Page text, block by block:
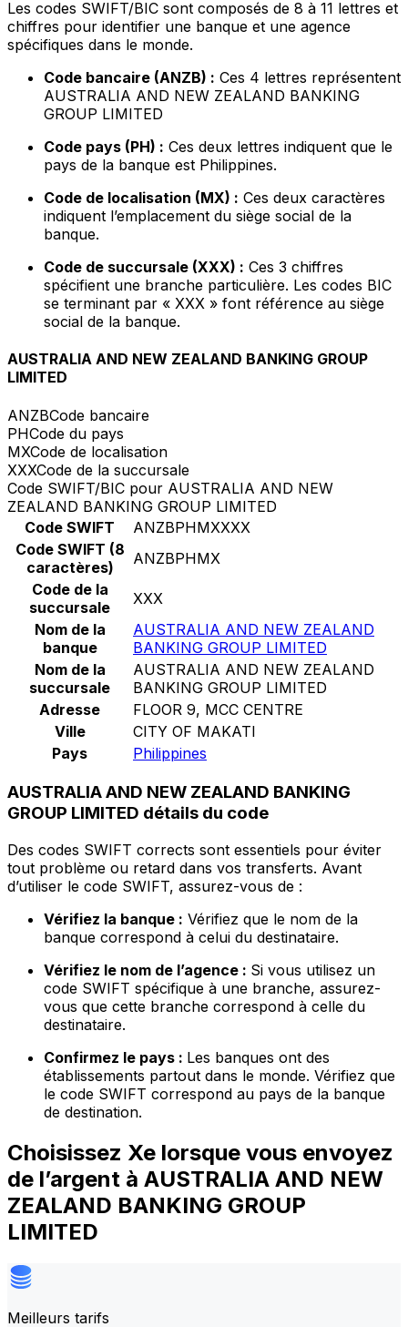
Les codes SWIFT/BIC sont composés de 8 à 11 lettres et
chiffres pour identifier une banque et une agence
spécifiques dans le monde.
Code bancaire (ANZB) : Ces 4 lettres représentent
AUSTRALIA AND NEW ZEALAND BANKING
GROUP LIMITED
Code pays (PH) : Ces deux lettres indiquent que le
pays de la banque est Philippines.
Code de localisation (MX) : Ces deux caractères
indiquent l’emplacement du siège social de la
banque.
Code de succursale (XXX) : Ces 3 chiffres
spécifient une branche particulière. Les codes BIC
se terminant par « XXX » font référence au siège
social de la banque.
AUSTRALIA AND NEW ZEALAND BANKING GROUP
LIMITED
ANZBCode bancaire
PHCode du pays
MXCode de localisation
XXXCode de la succursale
Code SWIFT/BIC pour AUSTRALIA AND NEW
ZEALAND BANKING GROUP LIMITED
Code SWIFT
ANZBPHMXXXX
Code SWIFT (8
caractères)
ANZBPHMX
Code de la
succursale
XXX
Nom de la
banque
AUSTRALIA AND NEW ZEALAND
BANKING GROUP LIMITED
Nom de la
succursale
AUSTRALIA AND NEW ZEALAND
BANKING GROUP LIMITED
Adresse
FLOOR 9, MCC CENTRE
Ville
CITY OF MAKATI
Pays
Philippines
AUSTRALIA AND NEW ZEALAND BANKING
GROUP LIMITED détails du code
Des codes SWIFT corrects sont essentiels pour éviter
tout problème ou retard dans vos transferts. Avant
d’utiliser le code SWIFT, assurez-vous de :
Vérifiez la banque : Vérifiez que le nom de la
banque correspond à celui du destinataire.
Vérifiez le nom de l’agence : Si vous utilisez un
code SWIFT spécifique à une branche, assurez-
vous que cette branche correspond à celle du
destinataire.
Confirmez le pays : Les banques ont des
établissements partout dans le monde. Vérifiez que
le code SWIFT correspond au pays de la banque
de destination.
Choisissez Xe lorsque vous envoyez
de l’argent à AUSTRALIA AND NEW
ZEALAND BANKING GROUP
LIMITED
Meilleurs tarifs